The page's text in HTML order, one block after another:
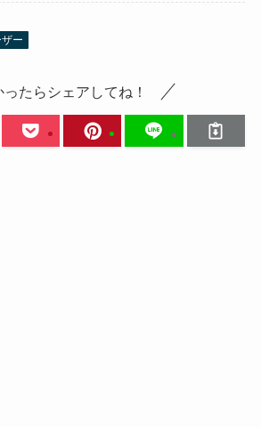
ー
ったらシェアしてね！